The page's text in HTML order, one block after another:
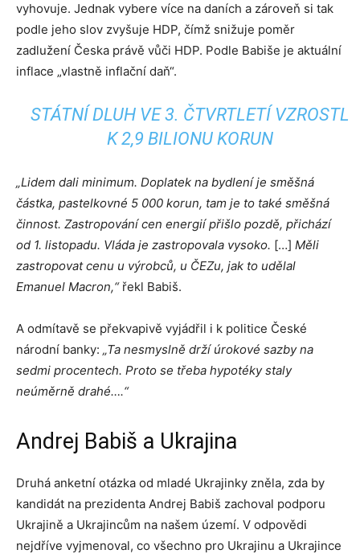
vyhovuje. Jednak vybere více na daních a zároveň si tak
podle jeho slov zvyšuje HDP, čímž snižuje poměr
zadlužení Česka právě vůči HDP. Podle Babiše je aktuální
inflace „vlastně inflační daň“.
STÁTNÍ DLUH VE 3. ČTVRTLETÍ VZROSTL
K 2,9 BILIONU KORUN
„Lidem dali minimum. Doplatek na bydlení je směšná
částka, pastelkovné 5 000 korun, tam je to také směšná
činnost. Zastropování cen energií přišlo pozdě, přichází
od 1. listopadu. Vláda je zastropovala vysoko. […] Měli
zastropovat cenu u výrobců, u ČEZu, jak to udělal
Emanuel Macron,“řekl Babiš.
A odmítavě se překvapivě vyjádřil i k politice České
národní banky: „Ta nesmyslně drží úrokové sazby na
sedmi procentech. Proto se třeba hypotéky staly
neúměrně drahé….“
Andrej Babiš a Ukrajina
Druhá anketní otázka od mladé Ukrajinky zněla, zda by
kandidát na prezidenta Andrej Babiš zachoval podporu
Ukrajině a Ukrajincům na našem území. V odpovědi
nejdříve vyjmenoval, co všechno pro Ukrajinu a Ukrajince